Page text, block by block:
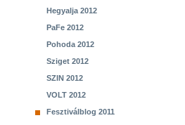
Hegyalja 2012
PaFe 2012
Pohoda 2012
Sziget 2012
SZIN 2012
VOLT 2012
Fesztiválblog 2011